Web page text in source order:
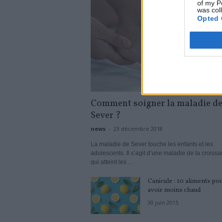
of my
was
Opted
Comment soigner la maladie de
Sever ?
news - 23 décembre 2018
La maladie de Sever touche les enfants et les
adolescents. Il s’agit d’une maladie de la
qui atteint les ...
Canicule : 10 aliments
avoir moins chaud
30 juin 2015